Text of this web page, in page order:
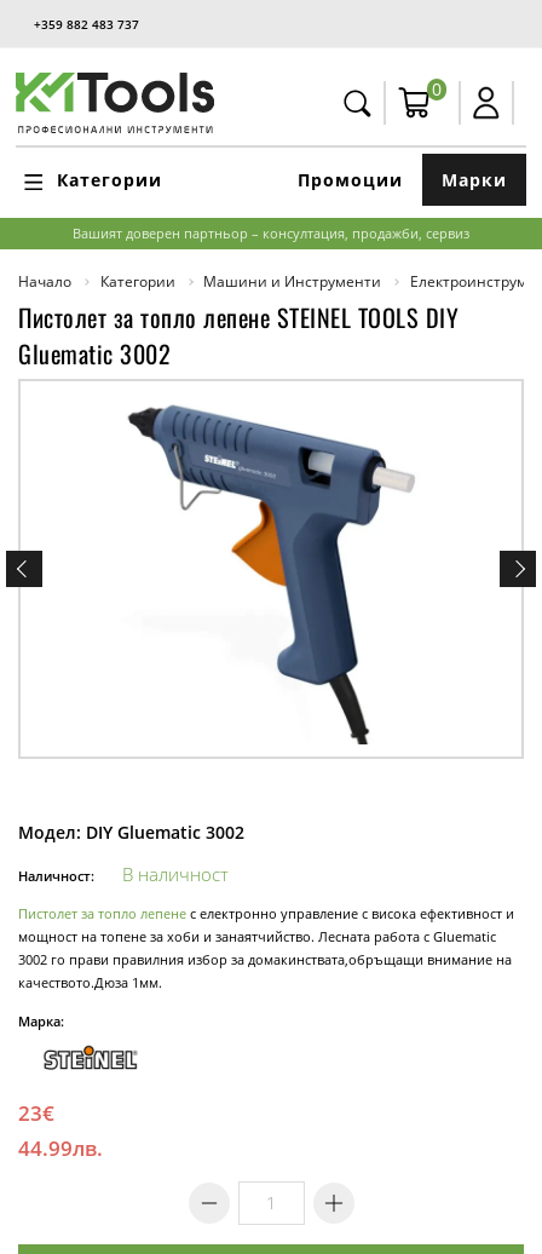
+359 882 483 737
0
Категории Марки
Промоции
Вашият доверен партньор – консултация, продажби, сервиз
Начало Категории Машини и Инструменти
Пистолет за топло лепене STEINEL TOOLS DIY
Gluematic 3002
Модел: DIY Gluematic 3002
Наличност: В наличност
Пистолет за топло лепене с електронно управление с висока ефективност и
мощност на топене за хоби и занаятчийство. Лесната работа с Gluematic
3002 го прави правилния избор за домакинствата,обръщащи внимание на
качеството.Дюза 1мм.
Марка:
23€
44.99лв.